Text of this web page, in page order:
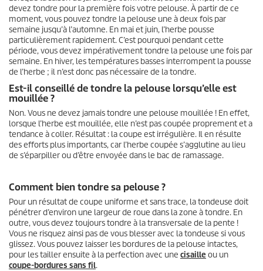
devez tondre pour la première fois votre pelouse. À partir de ce
moment, vous pouvez tondre la pelouse une à deux fois par
semaine jusqu’à l’automne. En mai et juin, l’herbe pousse
particulièrement rapidement. C’est pourquoi pendant cette
période, vous devez impérativement tondre la pelouse une fois par
semaine. En hiver, les températures basses interrompent la pousse
de l’herbe ; il n’est donc pas nécessaire de la tondre.
Est-il conseillé de tondre la pelouse lorsqu’elle est
mouillée ?
Non. Vous ne devez jamais tondre une pelouse mouillée ! En effet,
lorsque l’herbe est mouillée, elle n’est pas coupée proprement et a
tendance à coller. Résultat : la coupe est irrégulière. Il en résulte
des efforts plus importants, car l’herbe coupée s’agglutine au lieu
de s’éparpiller ou d’être envoyée dans le bac de ramassage.
Comment bien tondre sa pelouse ?
Pour un résultat de coupe uniforme et sans trace, la tondeuse doit
pénétrer d’environ une largeur de roue dans la zone à tondre. En
outre, vous devez toujours tondre à la transversale de la pente !
Vous ne risquez ainsi pas de vous blesser avec la tondeuse si vous
glissez. Vous pouvez laisser les bordures de la pelouse intactes,
pour les tailler ensuite à la perfection avec une cisaille ou un
coupe-bordures sans fil.